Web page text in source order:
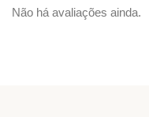
Não há avaliações ainda.